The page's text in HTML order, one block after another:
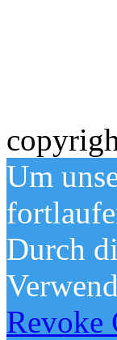
Um
Durch
Revoke